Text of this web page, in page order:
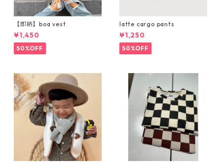
【即納】boa vest
¥1,450
50%OFF
latte cargo pants
¥1,250
50%OFF